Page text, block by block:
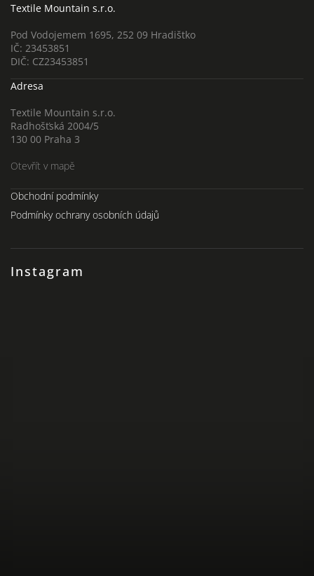
Textile Mountain s.r.o.
Pod Vodojemem 1695, 252 09 Hradištko
IČ: 23453851
DIČ: CZ23453851
Adresa
Textile Mountain s.r.o.
Radhošťská 2004/5
130 00 Praha 3
Otevřít v mapě
Instagram
Obchodní podmínky
Podmínky ochrany osobních údajů